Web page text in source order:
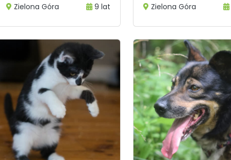
Zielona Góra 9 lat Zielona Góra